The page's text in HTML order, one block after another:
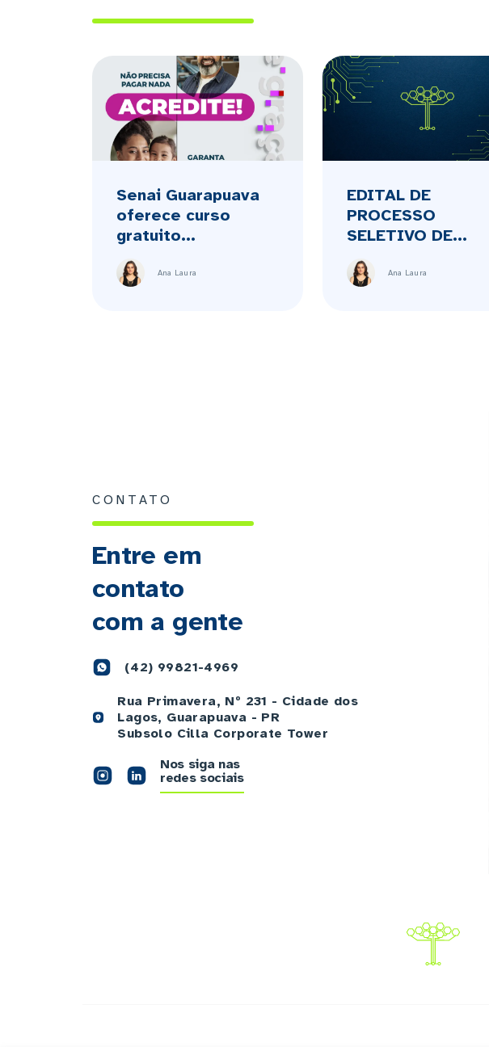
Senai Guarapuava
oferece curso
gratuito...
Ana Laura
EDITAL DE
PROCESSO
SELETIVO DE...
Ana Laura
CONTATO
Entre em
contato
com a gente
(42) 99821-4969
Rua Primavera, Nº 231 - Cidade dos
Lagos, Guarapuava - PR
Subsolo Cilla Corporate Tower
Nos siga nas
redes sociais